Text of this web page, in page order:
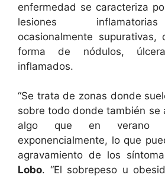
enfermedad se caracteriza
lesiones
ocasionalmente supurativas,
forma de nódulos,
inflamados.
“Se trata de zonas donde
sobre todo donde también se
algo que en verano
exponencialmente, lo que
agravamiento de los
Lobo. “El sobrepeso u